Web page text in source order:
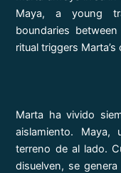
Maya, a young
boundaries
ritual triggers
Marta ha vivido
aislamiento.
terreno de al lado.
disuelven, se